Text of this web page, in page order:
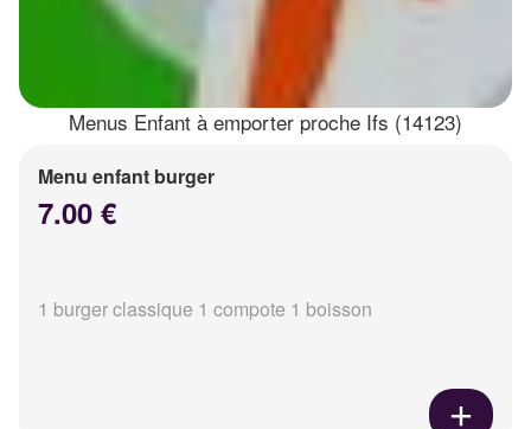
Menus Enfant à emporter proche Ifs (14123)
Menu enfant burger
7.00 €
1 burger classique 1 compote 1 boisson